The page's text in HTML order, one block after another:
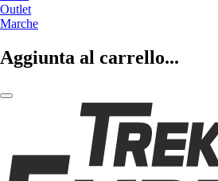
Outlet
Marche
Aggiunta al carrello...